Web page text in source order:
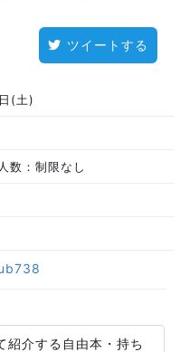
ツイートする
(土)
数：制限なし
紹介する自由本・持ち